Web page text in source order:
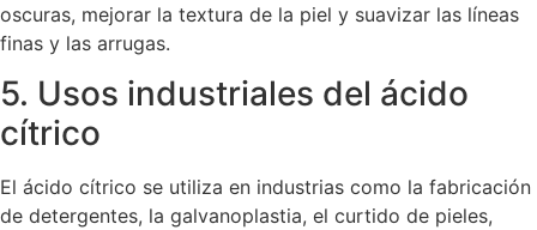
oscuras, mejorar la textura de la piel y suavizar las líneas
finas y las arrugas.
5. Usos industriales del ácido
cítrico
El ácido cítrico se utiliza en industrias como la fabricación
de detergentes, la galvanoplastia, el curtido de pieles,